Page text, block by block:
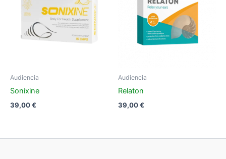
Audiencia
Sonixine
39,00€
Audiencia
Relaton
39,00€